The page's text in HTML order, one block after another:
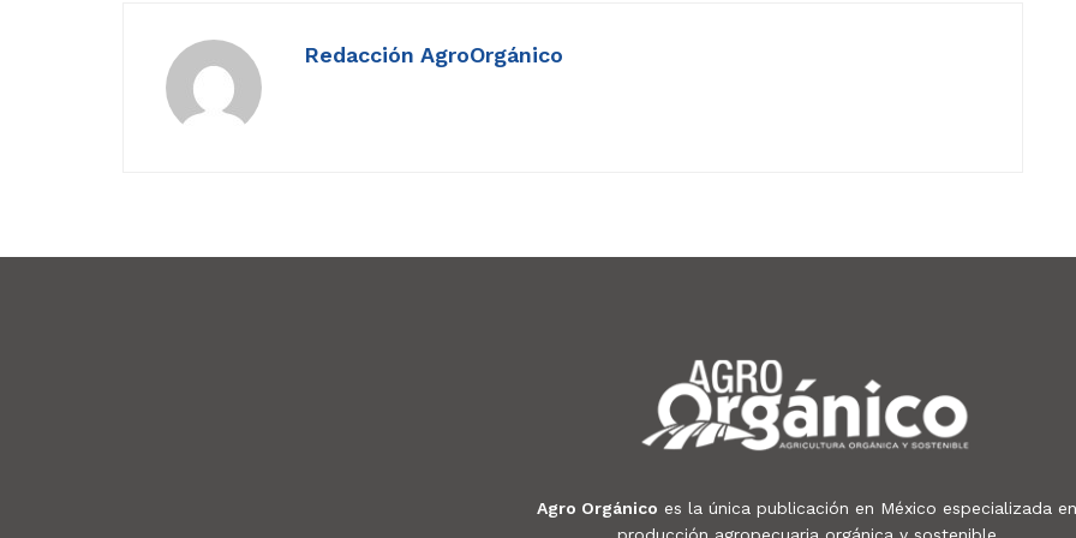
Redacción AgroOrgánico
Agro Orgánico es la única publicación en México especializada en
producción agropecuaria orgánica y sostenible